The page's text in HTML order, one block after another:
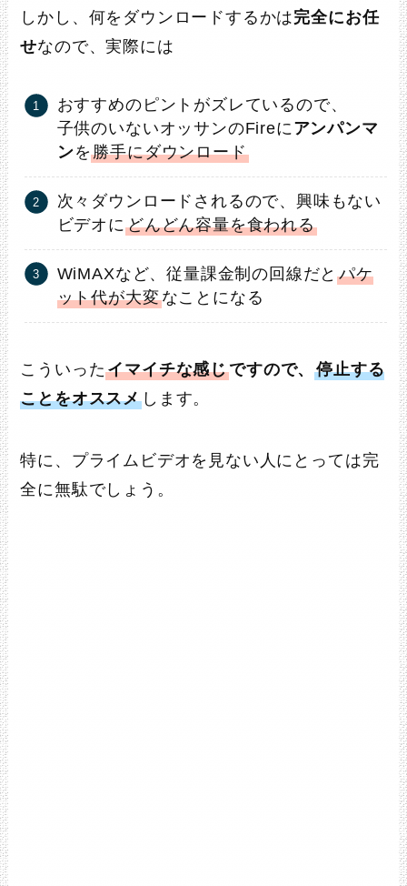
しかし、何をダウンロードするかは完全にお任
せなので、実際には
おすすめのピントがズレているので、
子供のいないオッサンのFireにアンパンマ
ンを勝手にダウンロード
次々ダウンロードされるので、興味もない
ビデオにどんどん容量を食われる
WiMAXなど、従量課金制の回線だとパケ
ット代が大変なことになる
こういったイマイチな感じですので、停止する
ことをオススメ します。
特に、プライムビデオを見ない人にとっては完
全に無駄でしょう。